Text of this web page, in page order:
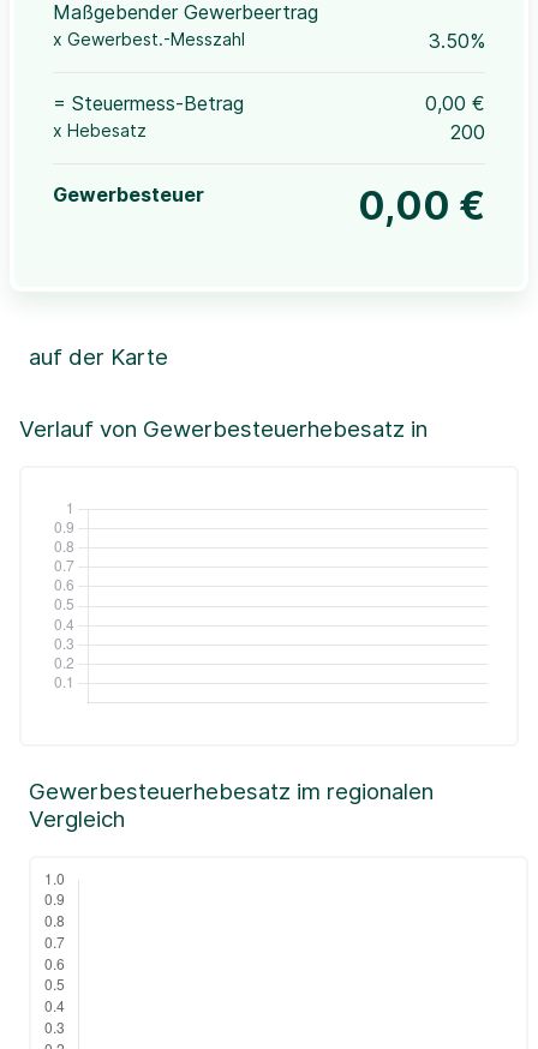
Maßgebender Gewerbeertrag
x Gewerbest.-Messzahl 3.50%
= Steuermess-Betrag 0,00 €
x Hebesatz 200
Gewerbesteuer 0,00 €
Verlauf von Gewerbesteuerhebesatz in
auf der Karte
+
Leaflet|©OpenStreetMap, ©CartoDB,
Gewerbesteuerhebesatz im regionalen
Vergleich